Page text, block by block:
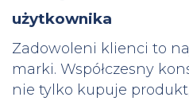
użytkownika
Zadowoleni klienci to
marki. Współczesny
nie tylko kupuje